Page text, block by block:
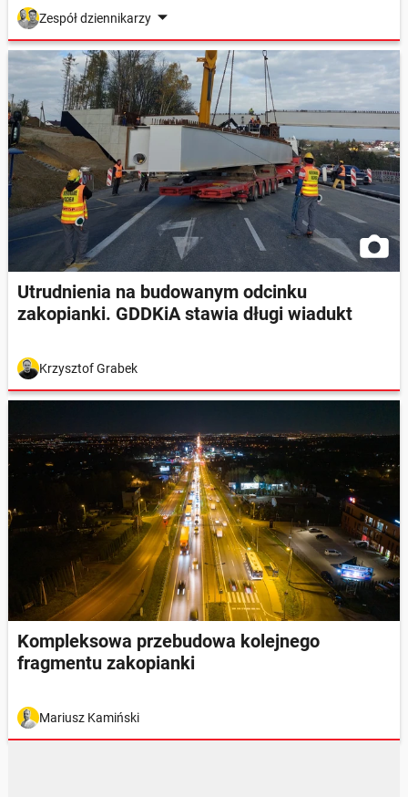
Zespół dziennikarzy
Utrudnienia na budowanym odcinku
zakopianki. GDDKiA stawia długi wiadukt
Krzysztof Grabek
Kompleksowa przebudowa kolejnego
fragmentu zakopianki
Mariusz Kamiński